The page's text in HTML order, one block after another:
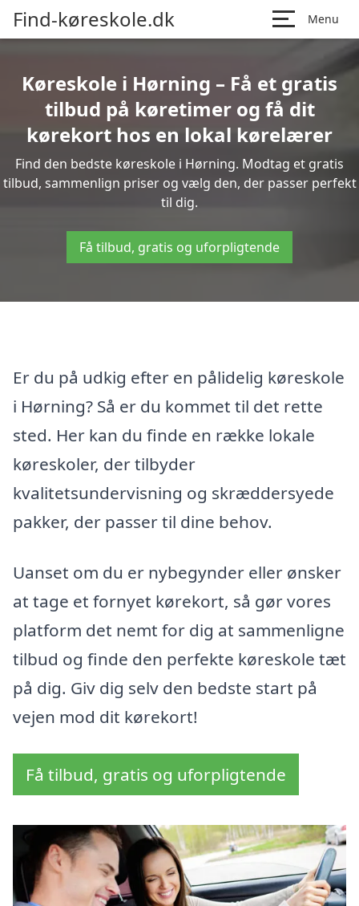
Find-køreskole.dk Menu
Køreskole i Hørning – Få et gratis
tilbud på køretimer og få dit
kørekort hos en lokal kørelærer
Find den bedste køreskole i Hørning. Modtag et gratis
tilbud, sammenlign priser og vælg den, der passer perfekt
til dig.
Få tilbud, gratis og uforpligtende
Er du på udkig efter en pålidelig køreskole
i Hørning? Så er du kommet til det rette
sted. Her kan du finde en række lokale
køreskoler, der tilbyder
kvalitetsundervisning og skræddersyede
pakker, der passer til dine behov.
Uanset om du er nybegynder eller ønsker
at tage et fornyet kørekort, så gør vores
platform det nemt for dig at sammenligne
tilbud og finde den perfekte køreskole tæt
på dig. Giv dig selv den bedste start på
vejen mod dit kørekort!
Få tilbud, gratis og uforpligtende